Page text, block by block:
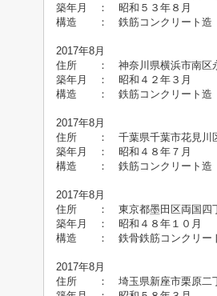
築年月 ： 昭和
構造 ： 鉄筋コンク
2017年8月
住所 ： 神奈川県横浜市南
築年月 ： 昭和
構造 ： 鉄筋コンク
2017年8月
住所 ： 千葉県千葉市花見
築年月 ： 昭和
構造 ： 鉄筋コンク
2017年8月
住所 ： 東京都墨田区両
築年月 ： 昭和４
構造 ： 鉄骨鉄筋コン
2017年8月
住所 ： 埼玉県新座市栗